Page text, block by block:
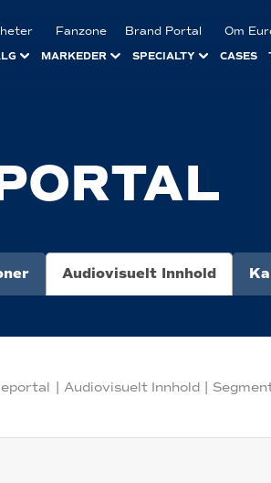
Fanzone Brand Portal Om
MARKEDER SPECIALTY CASES
Audiovisuelt Innhold
Audiovisuelt Innhold